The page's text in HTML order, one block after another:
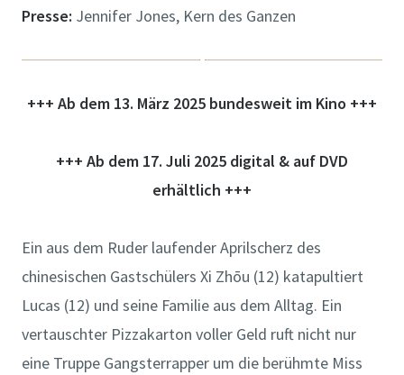
Presse: Jennifer Jones, Kern des Ganzen
+++ Ab dem 13. März 2025 bundesweit im Kino +++
+++ Ab dem 17. Juli 2025 digital & auf DVD
erhältlich +++
Ein aus dem Ruder laufender Aprilscherz des
chinesischen Gastschülers Xi Zhōu (12) katapultiert
Lucas (12) und seine Familie aus dem Alltag. Ein
vertauschter Pizzakarton voller Geld ruft nicht nur
eine Truppe Gangsterrapper um die berühmte Miss